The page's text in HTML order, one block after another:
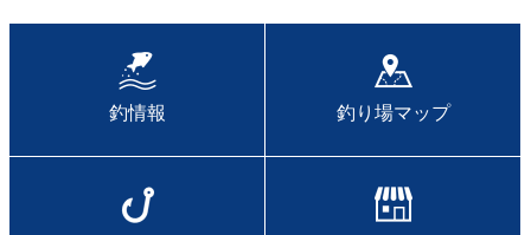
釣情報 釣り場マップ